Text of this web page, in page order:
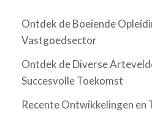
Ontdek de Boeiende
Vastgoedsector
Ontdek de Diverse
Succesvolle Toekomst
Recente Ontwikkelingen en